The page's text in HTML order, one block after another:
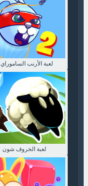
لعبة الأرنب الساموراي 2
لعبة الخروف شون